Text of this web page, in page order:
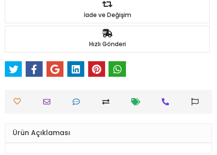
İade ve Değişim
Hızlı Gönderi
Ürün Açıklaması